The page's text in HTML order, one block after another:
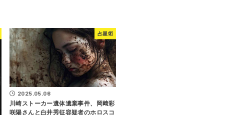
占星術
2025.05.06
川崎ストーカー遺体遺棄事件、岡﨑彩
咲陽さんと白井秀征容疑者のホロスコ